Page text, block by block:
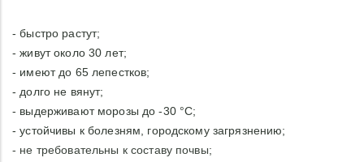
- быстро растут;
- живут около 30 лет;
- имеют до 65 лепестков;
- долго не вянут;
- выдерживают морозы до -30 °C;
- устойчивы к болезням, городскому загрязнению;
- не требовательны к составу почвы;